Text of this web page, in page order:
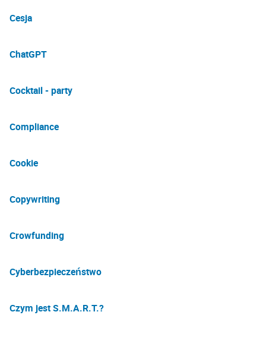
Cesja
ChatGPT
Cocktail - party
Compliance
Cookie
Copywriting
Crowfunding
Cyberbezpieczeństwo
Czym jest S.M.A.R.T.?